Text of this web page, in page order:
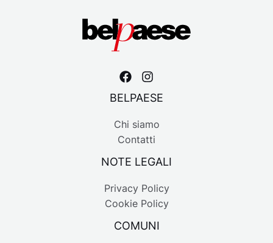
BELPAESE
Chi siamo
Contatti
NOTE LEGALI
Privacy Policy
Cookie Policy
COMUNI